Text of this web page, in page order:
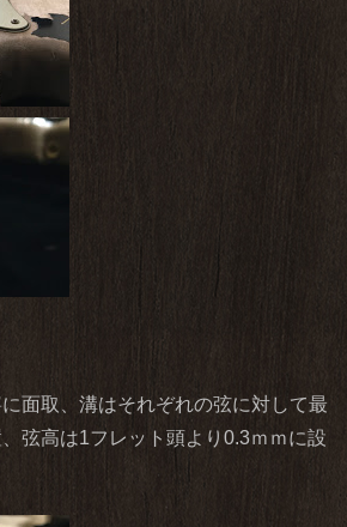
面取、溝はそれぞれの弦に対して最
弦高は1フレット頭より0.3ｍｍに設